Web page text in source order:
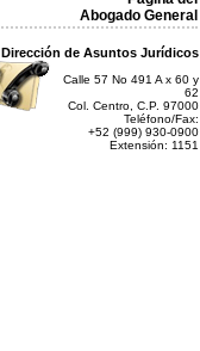
Abogado General
Dirección de Asuntos Jurídicos
Calle 57 No 491 A x 60 y
62
Col. Centro, C.P. 97000
Teléfono/Fax:
+52 (999) 930-0900
Extensión: 1151